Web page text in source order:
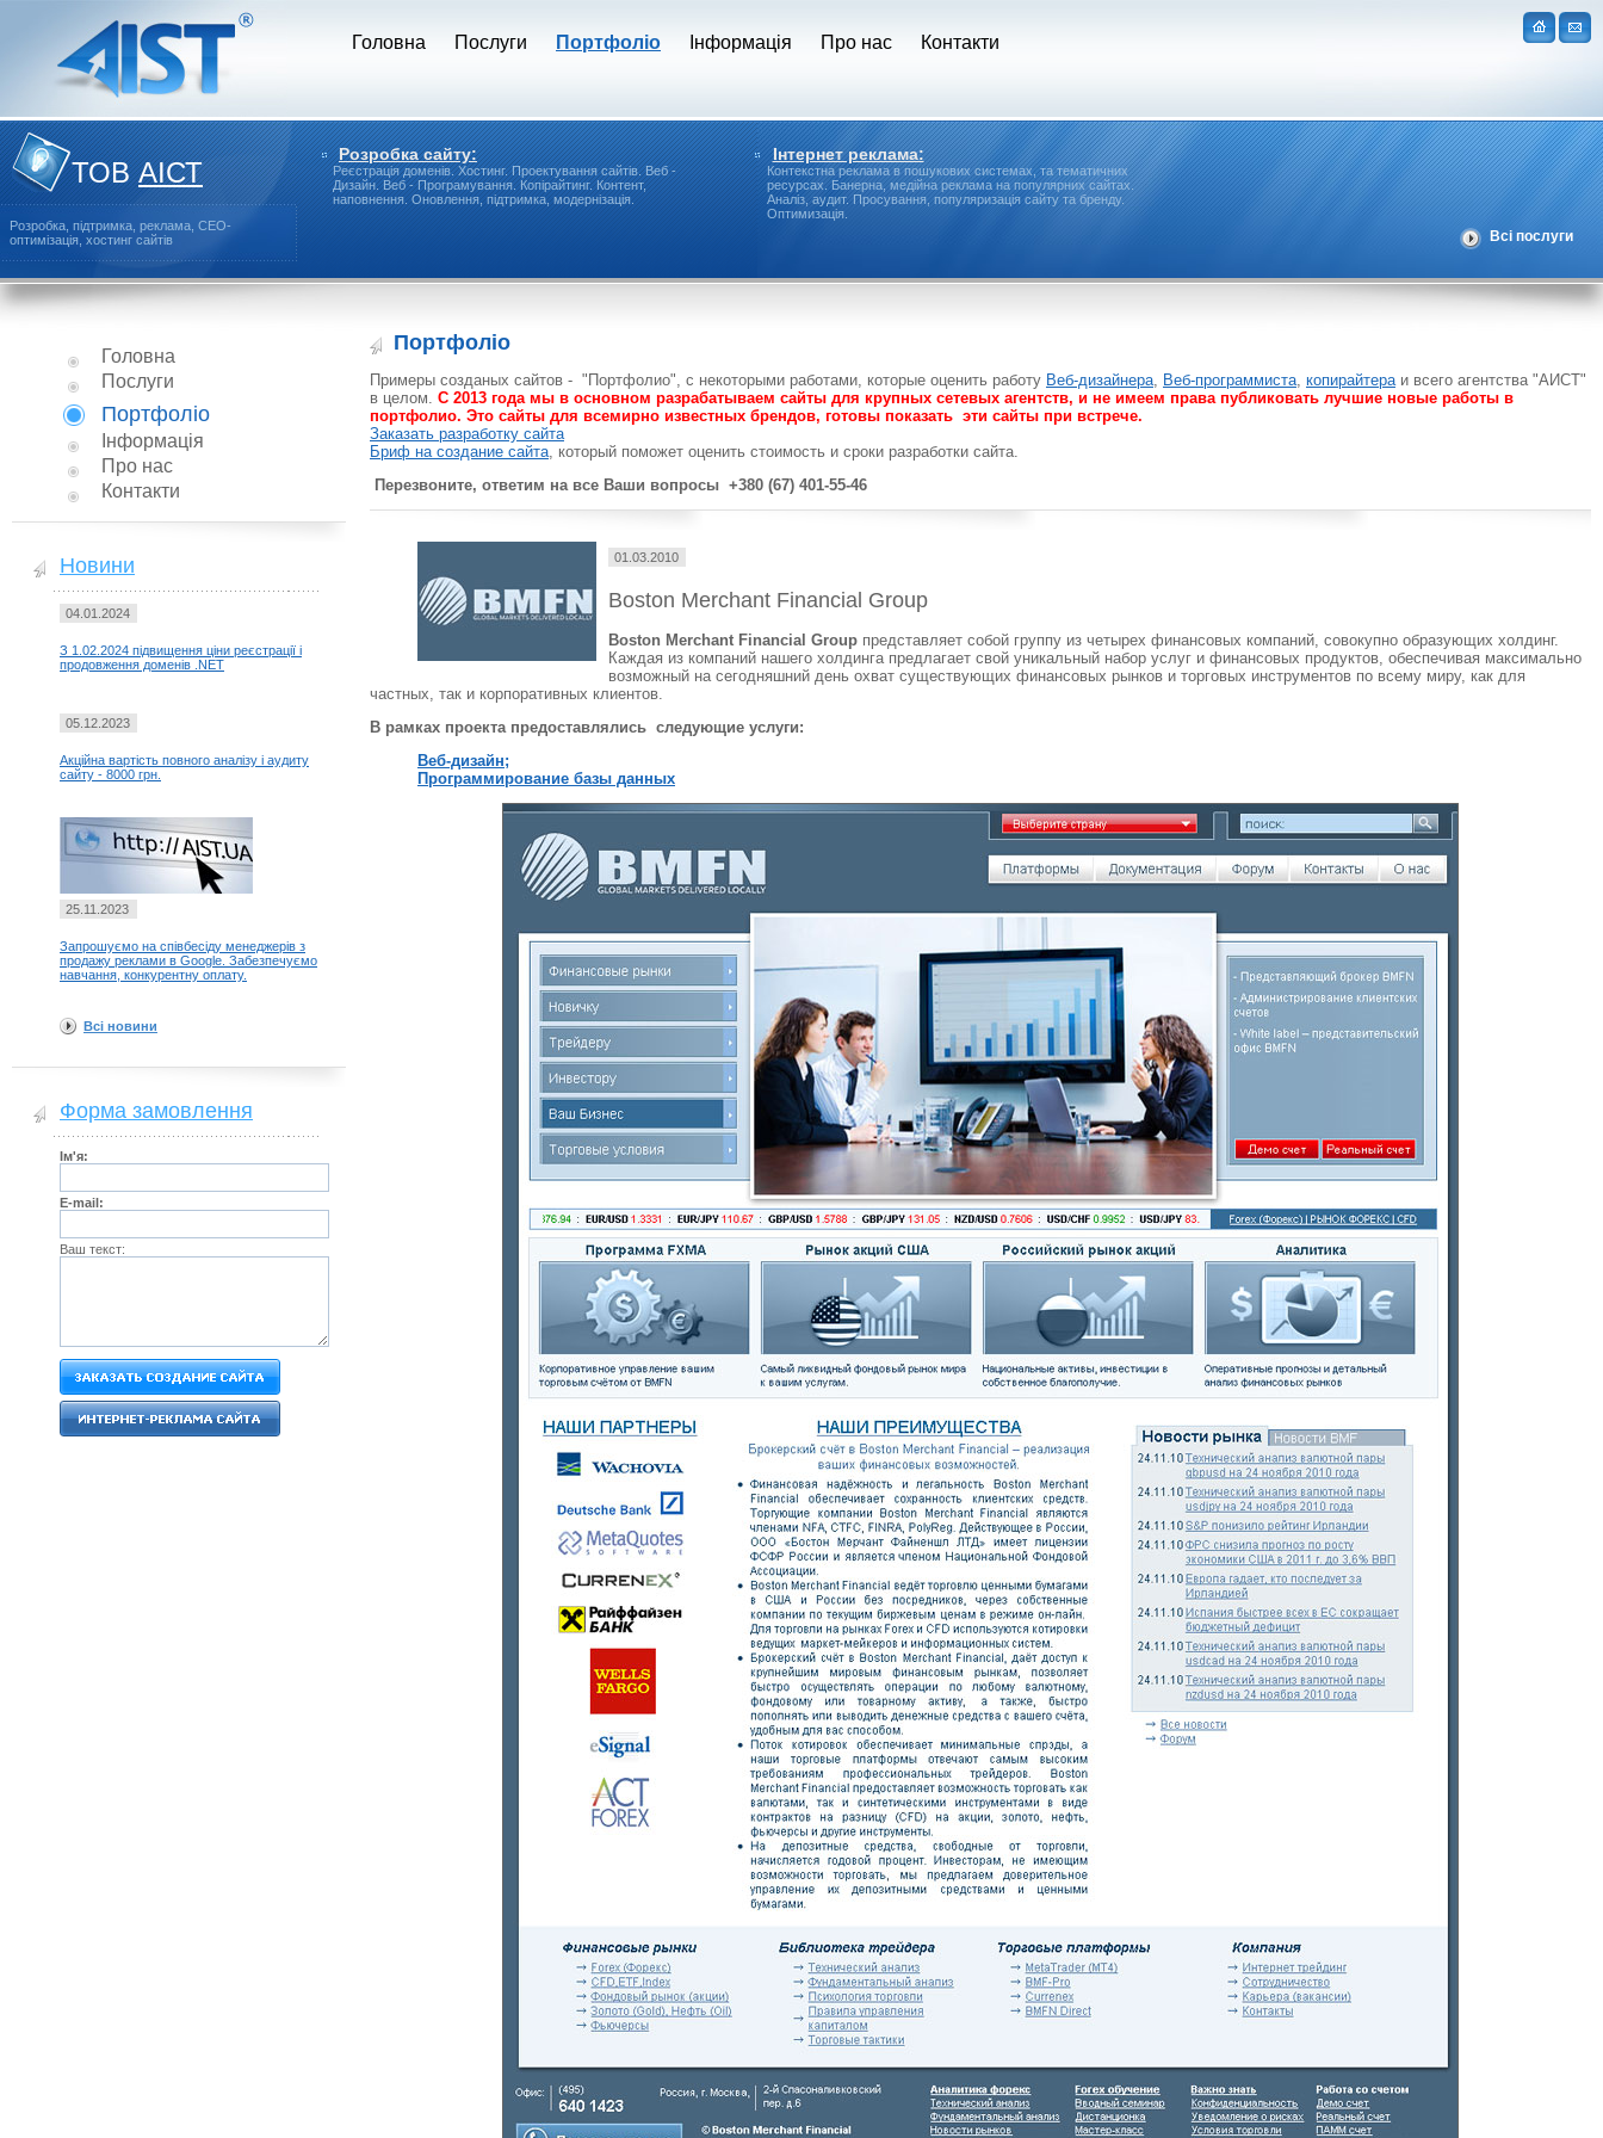
Головна Послуги Портфоліо Інформація Про нас Контакти
ТОВАІСТ
Розробка, підтримка, реклама, СЕО-
оптимізація, хостинг сайтів
Всі послуги
Розробка сайту:
Реєстрація доменів.Хостинг.Проектування сайтів.Веб -
Дизайн.Веб - Програмування.Копірайтинг.Контент,
наповнення.Оновлення, підтримка, модернізація.
Інтернет реклама:
Контекстна реклама в пошукових системах, та тематичних
ресурсах.
Банерна, медійна реклама на популярних сайтах.
Аналіз, аудит. Просування, популяризація сайту та бренду.
Оптимизація.
Портфоліо
Примеры созданых сайтов - "Портфолио", с некоторыми работами, которые оценить работу Веб-дизайнера, Веб-программиста, копирайтераи всего агентства "АИСТ"
в целом. С 2013 года мы в основном разрабатываем сайты для крупных сетевых агентств, и не имеем права публиковать лучшие новые работы в
портфолио. Это сайты для всемирно известных брендов, готовы показать эти сайты при встрече.
Заказать разработку сайта
Бриф на создание сайта, который поможет оценить стоимость и сроки разработки сайта.
Перезвоните, ответим на все Ваши вопросы +380 (67) 401-55-46
01.03.2010
Boston Merchant Financial Group
Boston Merchant Financial Group представляет собой группу из четырех финансовых компаний, совокупно образующих холдинг.
Каждая из компаний нашего холдинга предлагает свой уникальный набор услуг и финансовых продуктов, обеспечивая максимально
возможный на сегодняшний день охват существующих финансовых рынков и торговых инструментов по всему миру, как для
частных, так и корпоративных клиентов.
В рамках проекта предоставлялись следующие услуги:
Веб-дизайн;
Программирование базы данных
Головна
Послуги
Портфоліо
Інформація
Про нас
Контакти
Новини
04.01.2024
З 1.02.2024 підвищення ціни реєстрації і
продовження доменів .NET
05.12.2023
Акційна вартість повного аналізу і аудиту
сайту - 8000 грн.
25.11.2023
Запрошуємо на співбесіду менеджерів з
продажу реклами в Google. Забезпечуємо
навчання, конкурентну оплату.
Всі новини
Форма замовлення
Ім'я:
E-mail:
Ваш текст: